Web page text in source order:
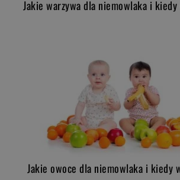
Jakie warzywa dla niemowlaka i
Jakie owoce dla niemowlaka i kiedy